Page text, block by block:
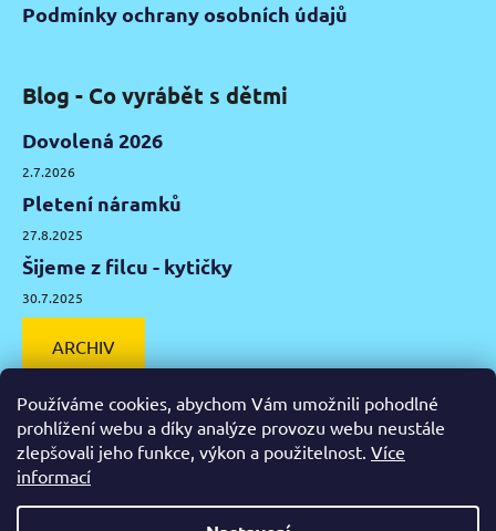
Používáme cookies, abychom Vám umožnili pohodlné
prohlížení webu a díky analýze provozu webu neustále
zlepšovali jeho funkce, výkon a použitelnost. Více
informací
Podmínky ochrany osobních údajů
Blog - Co vyrábět s dětmi
Dovolená 2026
2.7.2026
Pletení náramků
27.8.2025
Šijeme z filcu - kytičky
30.7.2025
ARCHIV
Facebook